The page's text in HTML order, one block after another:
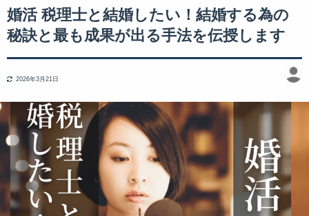
婚活 税理士と結婚したい！結婚する為の
秘訣と最も成果が出る手法を伝授します
2026年3月21日